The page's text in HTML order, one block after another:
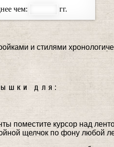
чем: гг.
и стилями
для:
поместите курсор над
щелчок по фону любой